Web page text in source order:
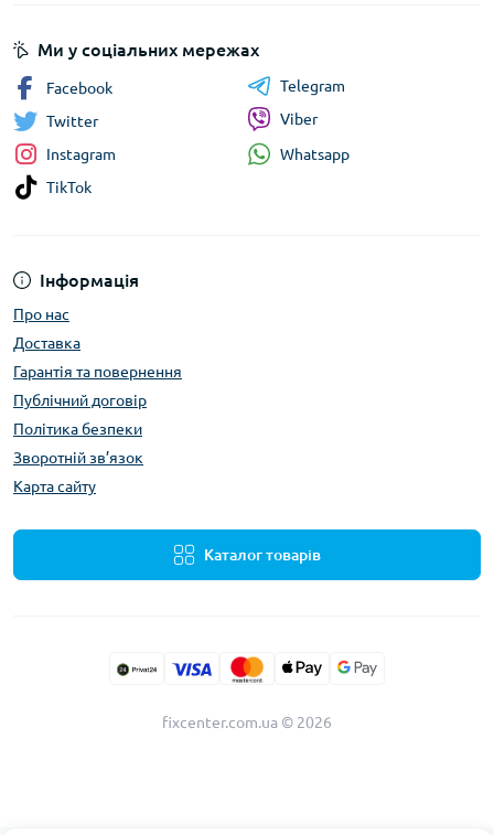
Інформація
Про нас
Доставка
Гарантія та повернення
Публічний договір
Політика безпеки
Зворотній зв’язок
Карта сайту
Каталог товарів
Ми у соціальних мережах
Facebook
Twitter
Instagram
TikTok
Telegram
Viber
Whatsapp
fixcenter.com.ua © 2026